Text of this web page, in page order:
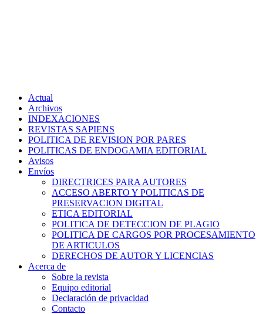
Actual
Archivos
INDEXACIONES
REVISTAS SAPIENS
POLITICA DE REVISION POR PARES
POLITICAS DE ENDOGAMIA EDITORIAL
Avisos
Envíos
DIRECTRICES PARA AUTORES
ACCESO ABERTO Y POLITICAS DE
PRESERVACION DIGITAL
ETICA EDITORIAL
POLITICA DE DETECCION DE PLAGIO
POLITICA DE CARGOS POR PROCESAMIENTO
DE ARTICULOS
DERECHOS DE AUTOR Y LICENCIAS
Acerca de
Sobre la revista
Equipo editorial
Declaración de privacidad
Contacto